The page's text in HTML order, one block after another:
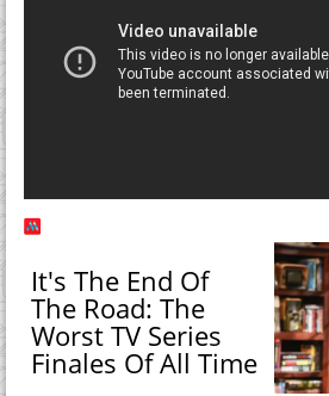
It's The End Of
The Road: The
Worst TV Series
Finales Of All Time